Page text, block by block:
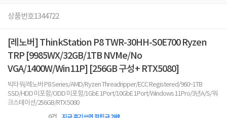
상품번호1344722
[레노버] ThinkStation P8 TWR-30HH-S0E700 Ryzen
TRP [9985WX/32GB/1TB NVMe/No
VGA/1400W/Win11P] [256GB 구성+ RTX5080]
빅타워/레노버 P8 Series/AMD/Ryzen Threadripper/ECC Registered/960~1TB
SSD/HDD 미포함/ODD 미포함/1GbE 1Port/10GbE 1Port/Windows 11Pro/3년A/S/워
크스테이션/256GB/RTX 5080